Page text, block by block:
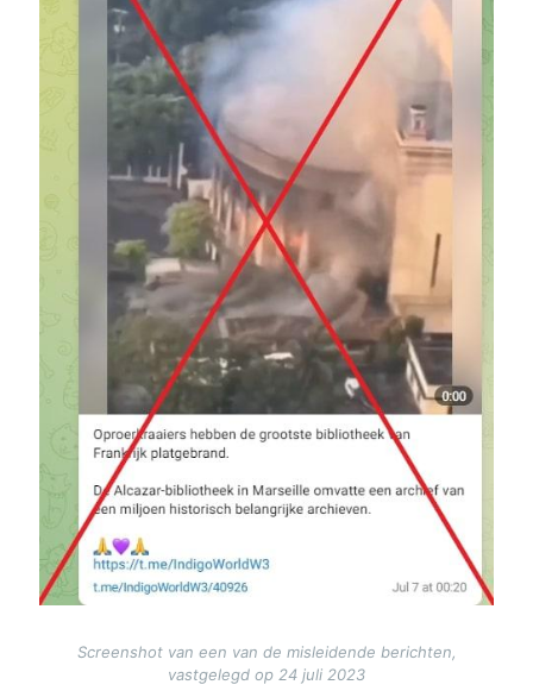
Screenshot van een van de misleidende berichten,
vastgelegd op 24 juli 2023